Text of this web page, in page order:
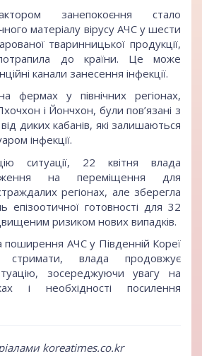
занепокоєння стало
матеріалу вірусу АЧС у шести
тваринницької продукції,
до країни. Це може
канали занесення інфекції.
фермах у північних регіонах,
і Йончхон, були пов’язані з
диких кабанів, які залишаються
інфекції.
ситуації, 22 квітня влада
на переміщення для
регіонах, але зберегла
епізоотичної готовності для 32
ризиком нових випадків.
поширення АЧС у Південній Кореї
стримати, влада продовжує
зосереджуючи увагу на
і необхідності посилення
koreatimes.co.kr